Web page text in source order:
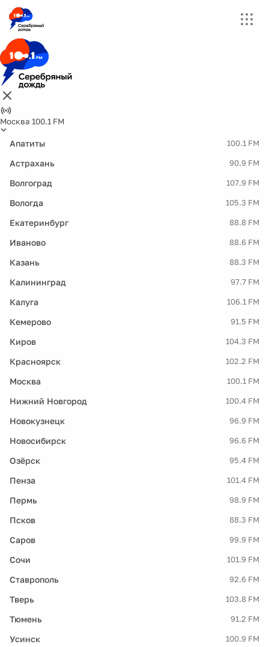
Москва 100.1 FM
Апатиты 100.1 FM
Астрахань 90.9 FM
Волгоград 107.9 FM
Вологда 105.3 FM
Екатеринбург 88.8 FM
Иваново 88.6 FM
Казань 88.3 FM
Калининград 97.7 FM
Калуга 106.1 FM
Кемерово 91.5 FM
Киров 104.3 FM
Красноярск 102.2 FM
Москва 100.1 FM
Нижний Новгород 100.4 FM
Новокузнецк 96.9 FM
Новосибирск 96.6 FM
Озёрск 95.4 FM
Пенза 101.4 FM
Пермь 98.9 FM
Псков 88.3 FM
Саров 99.9 FM
Сочи 101.9 FM
Ставрополь 92.6 FM
Тверь 103.8 FM
Тюмень 91.2 FM
Усинск 100.9 FM